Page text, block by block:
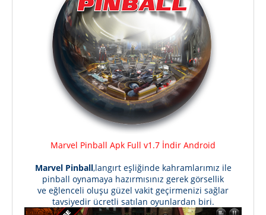
Marvel Pinball Apk Full v1.7 İndir Android
Marvel Pinball,langırt eşliğinde kahramlarımız ile
pinball oynamaya hazırmısınız gerek görsellik
ve eğlenceli oluşu güzel vakit geçirmenizi sağlar
tavsiyedir ücretli satılan oyunlardan biri.